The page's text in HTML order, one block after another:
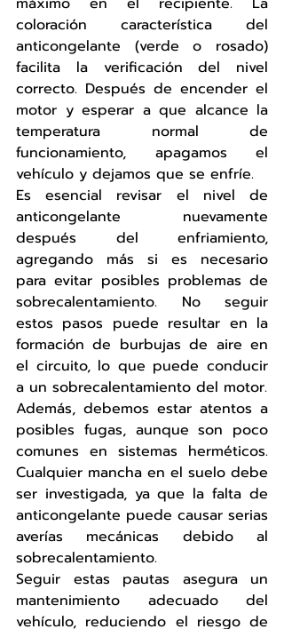
coloración característica del
anticongelante (verde o rosado)
facilita la verificación del nivel
correcto. Después de encender el
motor y esperar a que alcance la
temperatura normal de
funcionamiento, apagamos el
vehículo y dejamos que se enfríe.
Es esencial revisar el nivel de
anticongelante nuevamente
después del enfriamiento,
agregando más si es necesario
para evitar posibles problemas de
sobrecalentamiento. No seguir
estos pasos puede resultar en la
formación de burbujas de aire en
el circuito, lo que puede conducir
a un sobrecalentamiento del motor.
Además, debemos estar atentos a
posibles fugas, aunque son poco
comunes en sistemas herméticos.
Cualquier mancha en el suelo debe
ser investigada, ya que la falta de
anticongelante puede causar serias
averías mecánicas debido al
sobrecalentamiento.
Seguir estas pautas asegura un
mantenimiento adecuado del
vehículo, reduciendo el riesgo de